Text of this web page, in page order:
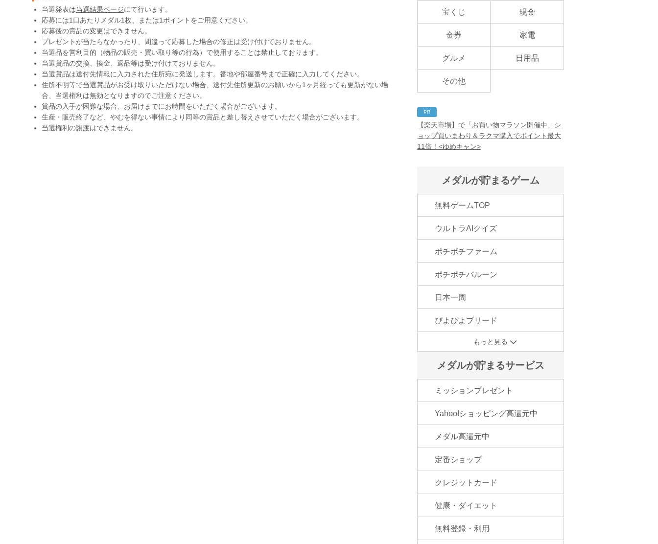
当選発表は当選結果ページにて行います。
応募には1口あたりメダル1枚、または1ポイントをご用意ください。
応募後の賞品の変更はできません。
プレゼントが当たらなかったり、間違って応募した場合の修正は受け付けておりません。
当選品を営利目的（物品の販売・買い取り等の行為）で使用することは禁止しております。
当選賞品の交換、換金、返品等は受け付けておりません。
当選賞品は送付先情報に入力された住所宛に発送します。番地や部屋番号まで正確に入力してください。
住所不明等で当選賞品がお受け取りいただけない場合、送付先住所更新のお願いから1ヶ月経っても更新がない場
合、当選権利は無効となりますのでご注意ください。
賞品の入手が困難な場合、お届けまでにお時間をいただく場合がございます。
生産・販売終了など、やむを得ない事情により同等の賞品と差し替えさせていただく場合がございます。
当選権利の譲渡はできません。
宝くじ 現金
金券 家電
グルメ 日用品
その他
PR
【楽天市場】で「お買い物マラソン開催中」シ
ョップ買いまわり＆ラクマ購入でポイント最大
11倍！<ゆめキャン>
メダルが貯まるゲーム
無料ゲームTOP
ウルトラAIクイズ
ポチポチファーム
ポチポチバルーン
日本一周
ぴよぴよブリード
もっと見る
メダルが貯まるサービス
ミッションプレゼント
Yahoo!ショッピング高還元中
メダル高還元中
定番ショップ
クレジットカード
健康・ダイエット
無料登録・利用